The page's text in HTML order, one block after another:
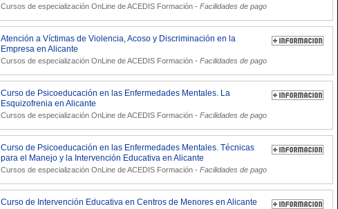
Cursos de especialización OnLine deACEDIS Formación - Facilidades de pago
Atención a Víctimas de Violencia, Acoso y Discriminación en la
Empresa en Alicante
Cursos de especialización OnLine deACEDIS Formación - Facilidades de pago
Curso de Psicoeducación en las Enfermedades Mentales. La
Esquizofrenia en Alicante
Cursos de especialización OnLine deACEDIS Formación - Facilidades de pago
Curso de Psicoeducación en las Enfermedades Mentales. Técnicas
para el Manejo y la Intervención Educativa en Alicante
Cursos de especialización OnLine deACEDIS Formación - Facilidades de pago
Curso de Intervención Educativa en Centros de Menores en Alicante